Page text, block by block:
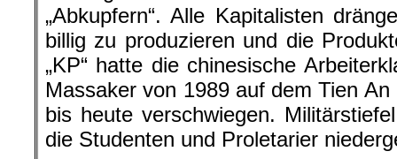
„Abkupfern“. Alle Kapitalisten
billig zu produzieren und die
„KP“ hatte die chinesische
Massaker von 1989 auf dem Tien
bis heute verschwiegen.
die Studenten und Proletarier